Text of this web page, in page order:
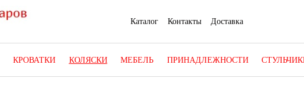
Каталог Контакты Доставка
КРОВАТКИ КОЛЯСКИ МЕБЕЛЬ ПРИНАДЛЕЖНОСТИ